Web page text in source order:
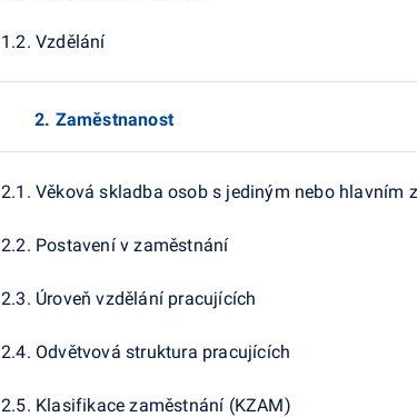
1.2. Vzdělání
2. Zaměstnanost
2.1. Věková skladba osob s jediným nebo hlavním
2.2. Postavení v zaměstnání
2.3. Úroveň vzdělání pracujících
2.4. Odvětvová struktura pracujících
2.5. Klasifikace zaměstnání (KZAM)